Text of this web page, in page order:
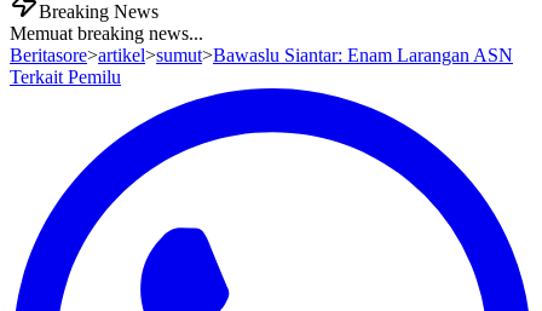
Breaking News
Memuat breaking news...
Beritasore>artikel>sumut>Bawaslu Siantar: Enam Larangan ASN
Terkait Pemilu